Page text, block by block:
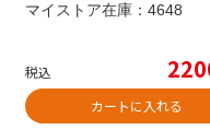
マイストア在庫： 4648
税込
カートに入れる